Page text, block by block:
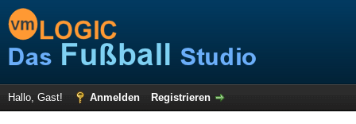
Hallo, Gast! Anmelden Registrieren